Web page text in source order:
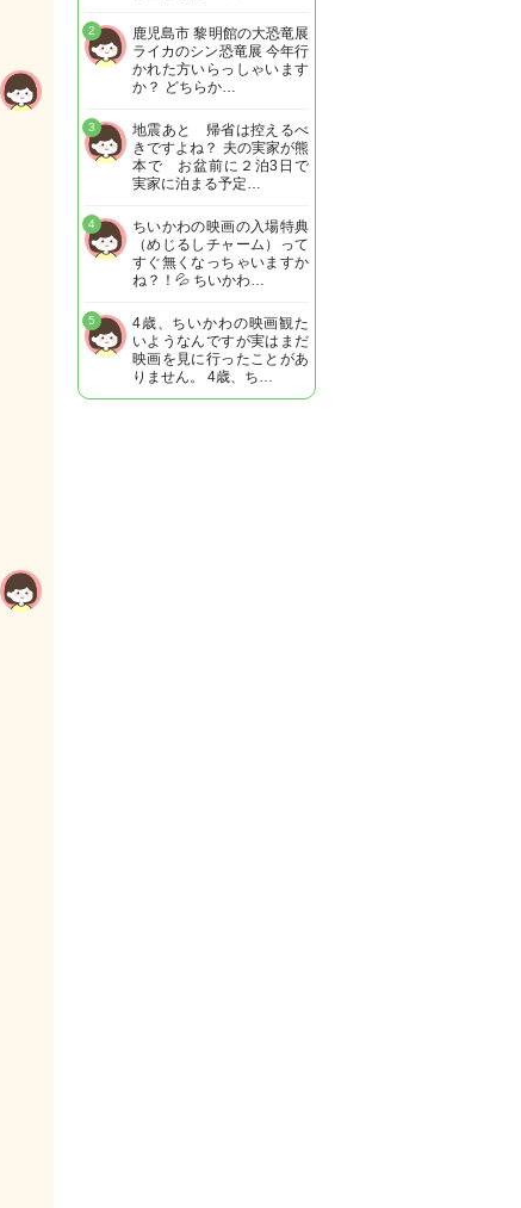
鹿児島市 黎明館の大恐竜展
ライカのシン恐竜展 今年行
かれた方いらっしゃいます
か？ どちらか…
2
地震あと 帰省は控えるべ
きですよね？ 夫の実家が熊
本で お盆前に２泊3日で
実家に泊まる予定…
3
ちいかわの映画の入場特典
（めじるしチャーム）って
すぐ無くなっちゃいますか
ね？！💦 ちいかわ…
4
4歳、ちいかわの映画観た
いようなんですが実はまだ
映画を見に行ったことがあ
りません。 4歳、ち…
5